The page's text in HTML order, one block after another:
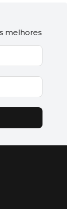
melhores